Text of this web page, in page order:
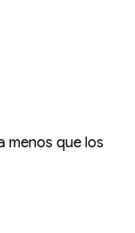
menos que los